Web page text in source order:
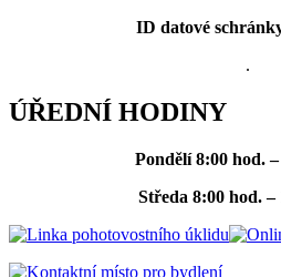
ID datové
.
ÚŘEDNÍ HODINY
Pondělí 8:00 hod.
Středa 8:00 hod. –